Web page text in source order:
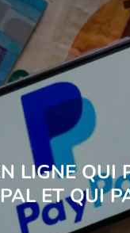
LIGNE QUI
ET QUI